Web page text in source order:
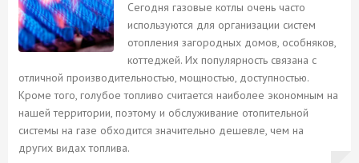
Сегодня газовые котлы очень часто
используются для организации систем
отопления загородных домов, особняков,
коттеджей. Их популярность связана с
отличной производительностью, мощностью, доступностью.
Кроме того, голубое топливо считается наиболее экономным на
нашей территории, поэтому и обслуживание отопительной
системы на газе обходится значительно дешевле, чем на
других видах топлива.